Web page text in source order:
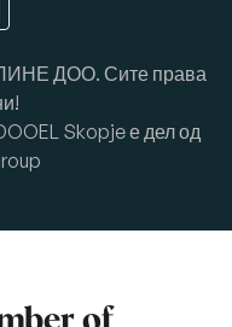
ДОО. Сите права
Skopje е дел од